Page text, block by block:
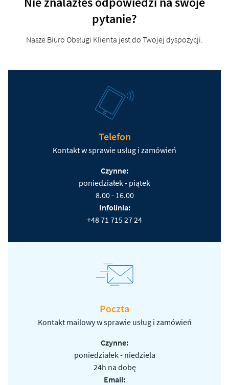
pytanie?
Nasze Biuro Obsługi Klienta jest do Twojej dyspozycji.
Telefon
Kontakt w sprawie usług i zamówień
Czynne:
poniedziałek - piątek
8.00 - 16.00
Infolinia:
+48 71 715 27 24
Poczta
Kontakt mailowy w sprawie usług i zamówień
Czynne:
poniedziałek - niedziela
24h na dobę
Email: